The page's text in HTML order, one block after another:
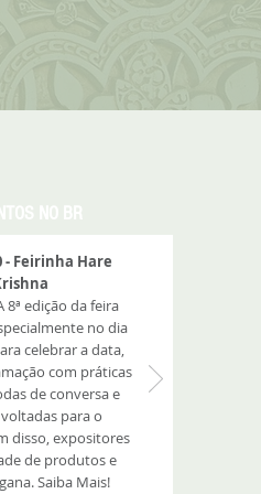
- Feirinha Hare
8ª edição da feira
no dia
celebrar a data,
com práticas
de conversa e
para o
disso, expositores
de produtos e
Saiba Mais!